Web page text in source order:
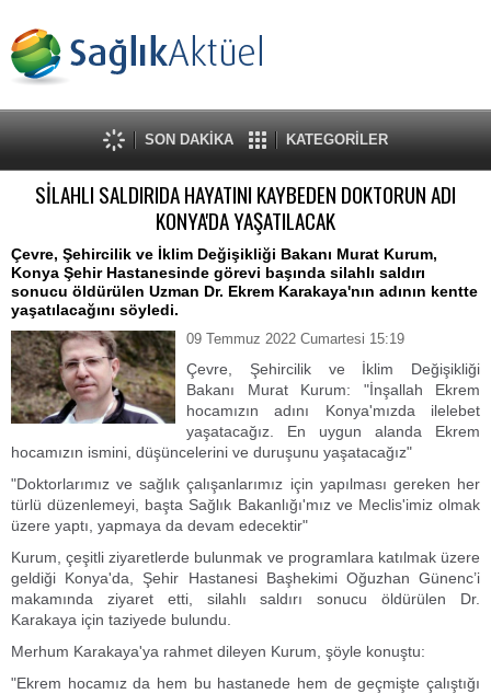
SON DAKİKA KATEGORİLER
SİLAHLI SALDIRIDA HAYATINI KAYBEDEN DOKTORUN ADI
KONYA'DA YAŞATILACAK
Çevre, Şehircilik ve İklim Değişikliği Bakanı Murat Kurum,
Konya Şehir Hastanesinde görevi başında silahlı saldırı
sonucu öldürülen Uzman Dr. Ekrem Karakaya'nın adının kentte
yaşatılacağını söyledi.
09 Temmuz 2022 Cumartesi 15:19
Çevre, Şehircilik ve İklim Değişikliği
Bakanı Murat Kurum: "İnşallah Ekrem
hocamızın adını Konya'mızda ilelebet
yaşatacağız. En uygun alanda Ekrem
hocamızın ismini, düşüncelerini ve duruşunu yaşatacağız"
"Doktorlarımız ve sağlık çalışanlarımız için yapılması gereken her
türlü düzenlemeyi, başta Sağlık Bakanlığı'mız ve Meclis'imiz olmak
üzere yaptı, yapmaya da devam edecektir"
Kurum, çeşitli ziyaretlerde bulunmak ve programlara katılmak üzere
geldiği Konya'da, Şehir Hastanesi Başhekimi Oğuzhan Günenc’i
makamında ziyaret etti, silahlı saldırı sonucu öldürülen Dr.
Karakaya için taziyede bulundu.
Merhum Karakaya'ya rahmet dileyen Kurum, şöyle konuştu:
"Ekrem hocamız da hem bu hastanede hem de geçmişte çalıştığı